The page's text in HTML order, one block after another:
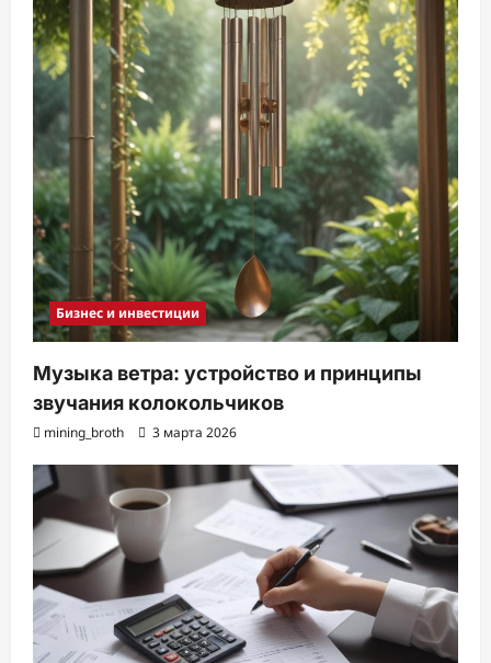
Бизнес и инвестиции
Музыка ветра: устройство и принципы
звучания колокольчиков
mining_broth 3 марта 2026